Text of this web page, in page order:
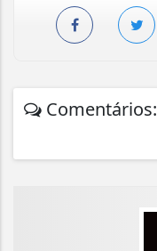
Comentários: